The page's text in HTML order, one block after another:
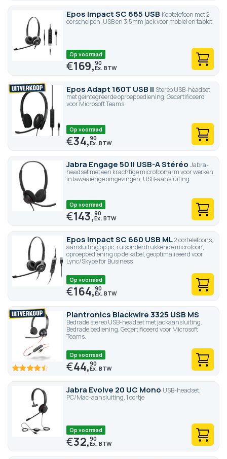
Epos Impact SC 665 USB Koptelefoon met 2
oorschelpen, USB en 3.5mm jack voor mobiel en tablet
Op voorraad
€169,90
Epos Adapt 160T USB II Stereo USB-headset
met geïntegreerde oproepbediening. Gecertificeerd
voor Microsoft Teams.
Op voorraad
€34,90
Jabra Engage 50 II USB-A Stéréo Jabra-
headset met een krachtige microfoonarm voor werken
in lawaaierige omgevingen. USB-aansluiting.
Op voorraad
€143,90
Epos Impact SC 660 USB ML2 oortelefoons,
aansluiting op pc, ruisonderdrukkende microfoon,
oproepbediening op de kabel, geoptimaliseerd voor
Lync/Skype for Business
Op voorraad
€164,90
Plantronics Blackwire 3325 USB MS
Bedrade stereo USB-headset met jackaansluiting.
Bedrade bediening. Gecertificeerd voor Microsoft
Teams.
88.8 100
Op voorraad
€44,90
Jabra Evolve 20 UC Mono USB-headset,
PC/Mac-aansluiting, 1 oortje
Op voorraad
€32,90